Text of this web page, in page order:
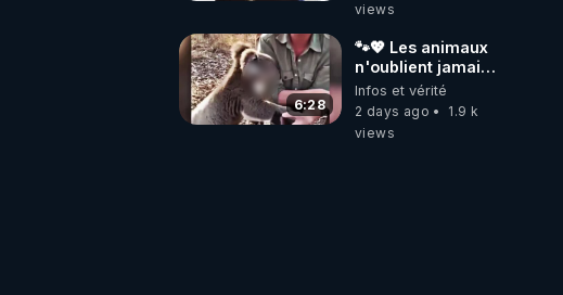
views
6:28
🐾💖 Les animaux
n'oublient jamais
ceux qu'ils
aiment… 🥹❤️
Infos et vérité
2 days ago
1.9 k
views